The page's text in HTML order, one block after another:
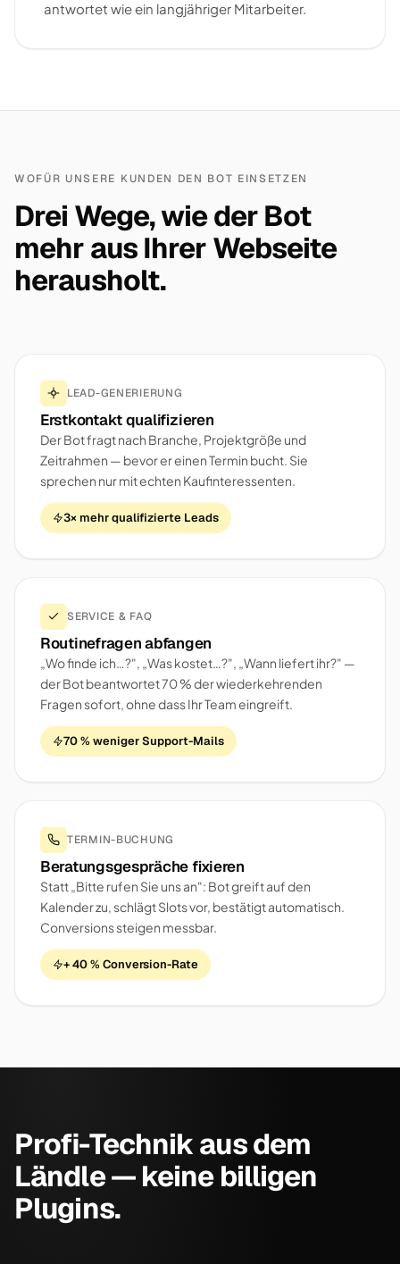
antwortet wie ein langjähriger Mitarbeiter.
WOFÜR UNSERE KUNDEN DEN BOT EINSETZEN
Drei Wege, wie der Bot
mehr aus Ihrer Webseite
herausholt.
LEAD-GENERIERUNG
Erstkontakt qualifizieren
Der Bot fragt nach Branche, Projektgröße und
Zeitrahmen — bevor er einen Termin bucht. Sie
sprechen nur mit echten Kaufinteressenten.
3× mehr qualifizierte Leads
SERVICE & FAQ
Routinefragen abfangen
„Wo finde ich…?", „Was kostet…?", „Wann liefert ihr?" —
der Bot beantwortet 70 % der wiederkehrenden
Fragen sofort, ohne dass Ihr Team eingreift.
70 % weniger Support-Mails
TERMIN-BUCHUNG
Beratungsgespräche fixieren
Statt „Bitte rufen Sie uns an": Bot greift auf den
Kalender zu, schlägt Slots vor, bestätigt automatisch.
Conversions steigen messbar.
+ 40 % Conversion-Rate
Profi-Technik aus dem
Ländle — keine billigen
Plugins.